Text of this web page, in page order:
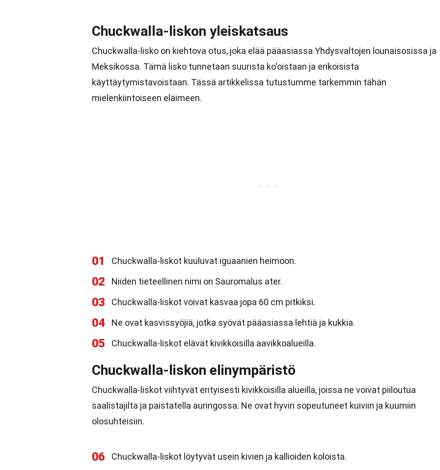
Chuckwalla-liskon yleiskatsaus
Chuckwalla-lisko on kiehtova otus, joka elää pääasiassa Yhdysvaltojen lounaisosissa ja
Meksikossa. Tämä lisko tunnetaan suurista ko'oistaan ja erikoisista
käyttäytymistavoistaan. Tässä artikkelissa tutustumme tarkemmin tähän
mielenkiintoiseen eläimeen.
01 Chuckwalla-liskot kuuluvat iguaanien heimoon.
02 Niiden tieteellinen nimi on Sauromalus ater.
03 Chuckwalla-liskot voivat kasvaa jopa 60 cm pitkiksi.
04 Ne ovat kasvissyöjiä, jotka syövät pääasiassa lehtiä ja kukkia.
05 Chuckwalla-liskot elävät kivikkoisilla aavikkoalueilla.
Chuckwalla-liskon elinympäristö
Chuckwalla-liskot viihtyvät erityisesti kivikkoisilla alueilla, joissa ne voivat piiloutua
saalistajilta ja paistatella auringossa. Ne ovat hyvin sopeutuneet kuiviin ja kuumiin
olosuhteisiin.
06 Chuckwalla-liskot löytyvät usein kivien ja kallioiden koloista.